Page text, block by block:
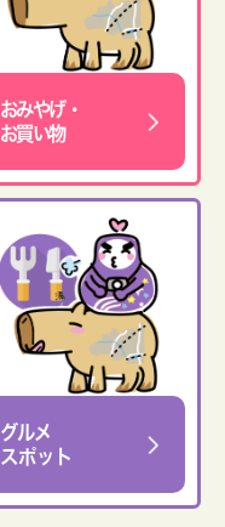
おみやげ・
お買い物
グルメ
スポット